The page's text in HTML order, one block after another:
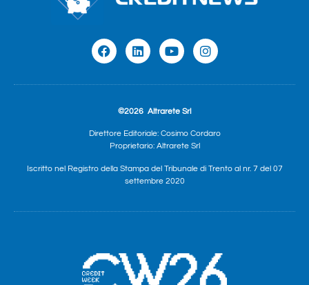
©2026 Altrarete Srl
Direttore Editoriale: Cosimo Cordaro
Proprietario: Altrarete Srl
Iscritto nel Registro della Stampa del Tribunale di Trento al nr. 7 del 07
settembre 2020